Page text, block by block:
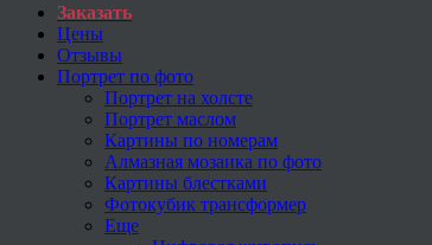
Заказать
Цены
Отзывы
Портрет по фото
Портрет на холсте
Портрет маслом
Картины по номерам
Алмазная мозаика по фото
Картины блестками
Фотокубик трансформер
Еще